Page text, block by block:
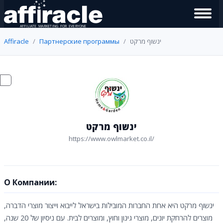
Affiracle Партнерские программы ינשוף מרקט
ינשוף מרקט
https://www.owlmarket.co.il/
О Компании:
ינשוף מרקט היא אחת החברות המובילות בישראל לייבוא וייצור מוצרי הדברה,
מוצרים להרחקת יונים, מוצרי גינון וחוץ, ומוצרים לבית. עם ניסיון של 20 שנה,